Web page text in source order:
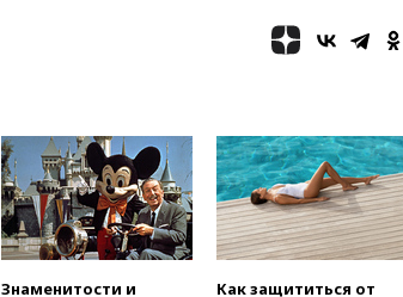
Правительство
вчера, 17:35Шесть человек
пострадали при ударе ВСУ по
автобусу в Запорожской
области
вчера, 17:25В аэропортах
ограничения
Знаменитости и
Как защититься от